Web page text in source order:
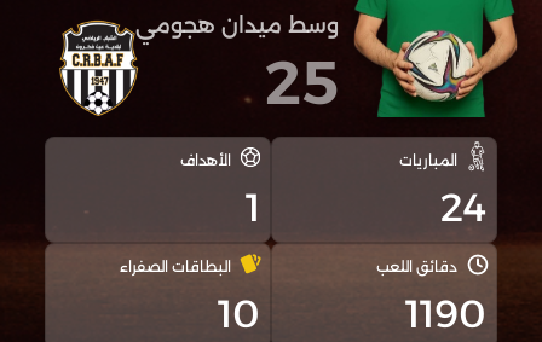
وسط ميدان هجومي
25
المباريات
24
الأهداف
1
دقائق اللعب
1190
البطاقات الصفراء
10